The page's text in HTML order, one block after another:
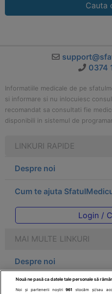
Cauta
0374
Informatiile medicale de pe
si informare si nu inlocuiesc
recomandat sa consultati fie
disponibili in sistemul de
LINKURI RAPIDE
Despre noi
Cum te ajuta
Login /
MAI MULTE LINKURI
Despre noi
Legal
Nouă ne pasă ca datele tale personale să
Noi și partenerii noștri961
stocăm și/sau